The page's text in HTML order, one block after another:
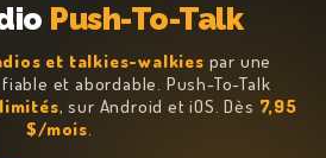
Push-To-Talk
et talkies-walkies par une
et abordable. Push-To-Talk
, sur Android et iOS. Dès 7,95
$/mois.